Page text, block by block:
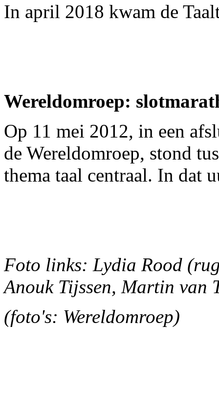
In april 2018 kwam de
Wereldomroep:
Op 11 mei 2012, in een
de Wereldomroep, stond
thema taal centraal. In dat
Foto links: Lydia Rood
Anouk Tijssen, Martin van
(foto's: Wereldomroep)